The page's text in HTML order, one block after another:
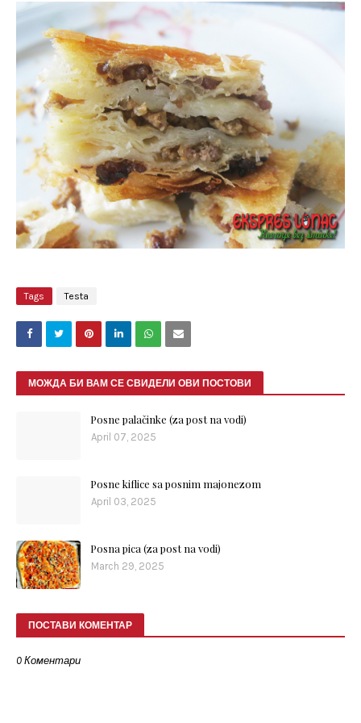
Tags Testa
МОЖДА БИ ВАМ СЕ СВИДЕЛИ ОВИ ПОСТОВИ
Posne palačinke (za post na vodi)
April 07, 2025
Posne kiflice sa posnim majonezom
April 03, 2025
Posna pica (za post na vodi)
March 29, 2025
ПОСТАВИ КОМЕНТАР
0 Коментари